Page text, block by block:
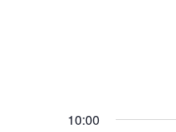
10:00